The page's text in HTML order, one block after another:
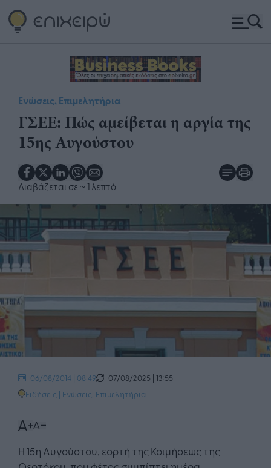
Ενώσεις, Επιμελητήρια
ΓΣΕΕ: Πώς αμείβεται η αργία της
15ης Αυγούστου
Διαβάζεται σε ~ 1 λεπτό
06/08/2014 | 08:49
07/08/2025 | 13:55
Ειδήσεις | Ενώσεις, Επιμελητήρια
Η 15η Αυγούστου, εορτή της Κοιμήσεως της